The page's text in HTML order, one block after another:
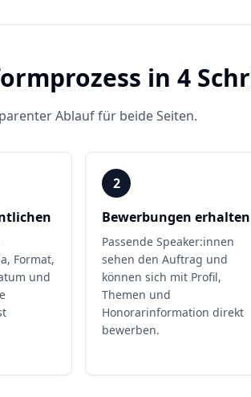
in 4
Ablauf für beide Seiten.
Format,
und
2
Bewerbungen erhalten
Passende Speaker:innen
sehen den Auftrag und
können sich mit Profil,
Themen und
Honorarinformation direkt
bewerben.